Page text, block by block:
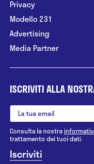
Privacy
Modello 231
Advertising
Media Partner
ISCRIVITI ALLA
Consulta la nostra
trattamento dei tuoi dati.